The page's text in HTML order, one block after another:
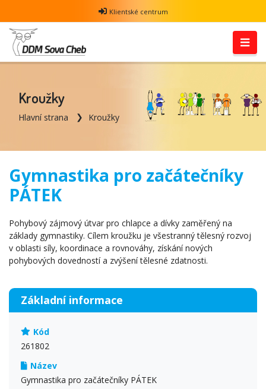
Klientské centrum
Kroužky
Hlavní strana Kroužky
Gymnastika pro začátečníky
PÁTEK
Pohybový zájmový útvar pro chlapce a dívky zaměřený na
základy gymnastiky. Cílem kroužku je všestranný tělesný rozvoj
v oblasti síly, koordinace a rovnováhy, získání nových
pohybových dovedností a zvýšení tělesné zdatnosti.
Základní informace
Kód
261802
Název
Gymnastika pro začátečníky PÁTEK